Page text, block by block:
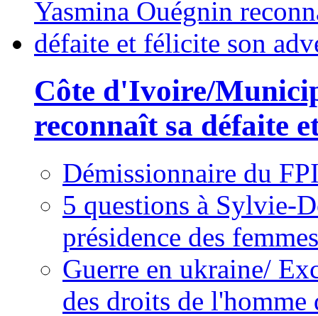
Côte d'Ivoire/
reconnaît sa défaite
Démissionnaire du
5 questions à Sylvie-
présidence des
Guerre en ukraine/
des droits de